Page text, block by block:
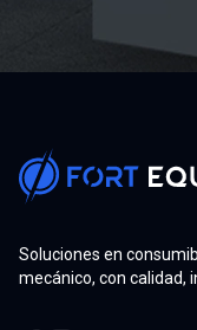
Soluciones en
mecánico, con calidad,